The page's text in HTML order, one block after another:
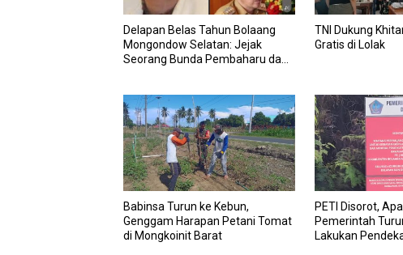
Delapan Belas Tahun Bolaang
Mongondow Selatan: Jejak
Seorang Bunda Pembaharu dan
TNI Dukung
Gratis di Lolak
Babinsa Turun ke Kebun,
Genggam Harapan Petani Tomat
di Mongkoinit Barat
PETI Disorot,
Pemerintah
Lakukan